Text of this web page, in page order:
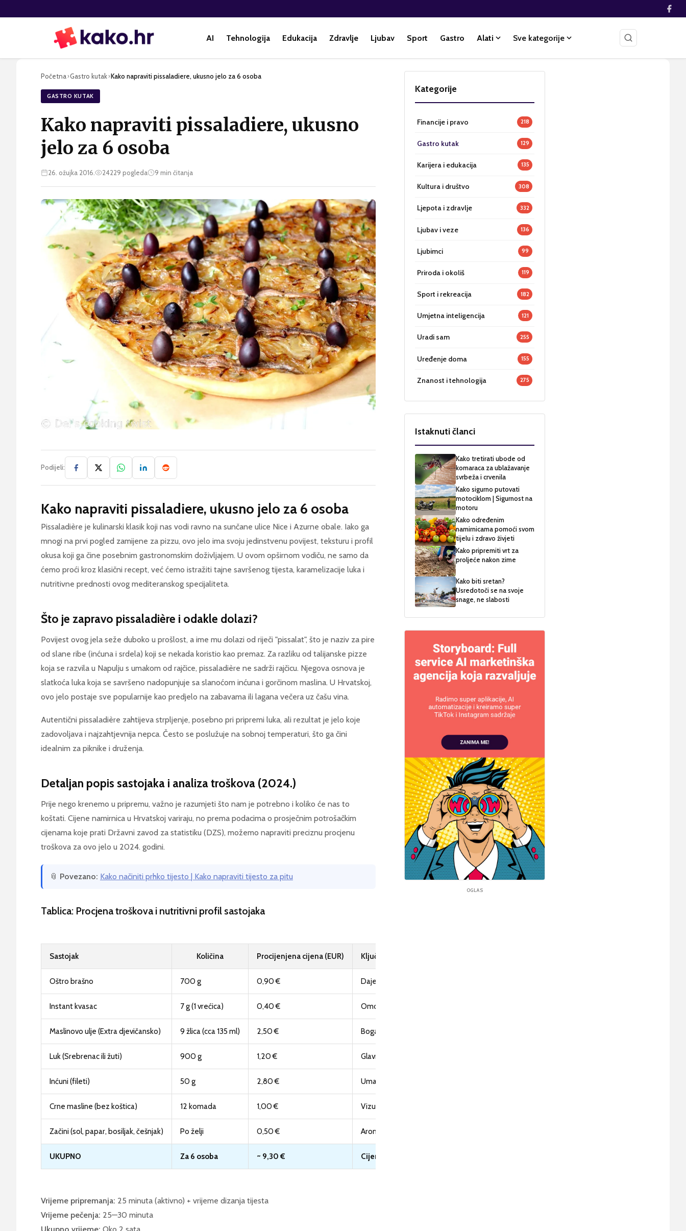
AI Tehnologija Edukacija Zdravlje Ljubav Sport Gastro Alati Sve kategorije
Početna›Gastro kutak›Kako napraviti pissaladiere, ukusno jelo za 6 osoba
GASTRO KUTAK
Kako napraviti pissaladiere, ukusno
jelo za 6 osoba
26. ožujka 2016. 24229 pogleda 9 min čitanja
Podijeli:
Kako napraviti pissaladiere, ukusno jelo za 6 osoba
Pissaladière je kulinarski klasik koji nas vodi ravno na sunčane ulice Nice i Azurne obale. Iako ga
mnogi na prvi pogled zamijene za pizzu, ovo jelo ima svoju jedinstvenu povijest, teksturu i profil
okusa koji ga čine posebnim gastronomskim doživljajem. U ovom opširnom vodiču, ne samo da
ćemo proći kroz klasični recept, već ćemo istražiti tajne savršenog tijesta, karamelizacije luka i
nutritivne prednosti ovog mediteranskog specijaliteta.
Što je zapravo pissaladière i odakle dolazi?
Povijest ovog jela seže duboko u prošlost, a ime mu dolazi od riječi "pissalat", što je naziv za pire
od slane ribe (inćuna i srdela) koji se nekada koristio kao premaz. Za razliku od talijanske pizze
koja se razvila u Napulju s umakom od rajčice, pissaladière ne sadrži rajčicu. Njegova osnova je
slatkoća luka koja se savršeno nadopunjuje sa slanoćom inćuna i gorčinom maslina. U Hrvatskoj,
ovo jelo postaje sve popularnije kao predjelo na zabavama ili lagana večera uz čašu vina.
Autentični pissaladière zahtijeva strpljenje, posebno pri pripremi luka, ali rezultat je jelo koje
zadovoljava i najzahtjevnija nepca. Često se poslužuje na sobnoj temperaturi, što ga čini
idealnim za piknike i druženja.
Detaljan popis sastojaka i analiza troškova (2024.)
Prije nego krenemo u pripremu, važno je razumjeti što nam je potrebno i koliko će nas to
koštati. Cijene namirnica u Hrvatskoj variraju, no prema podacima o prosječnim potrošačkim
cijenama koje prati Državni zavod za statistiku (DZS), možemo napraviti preciznu procjenu
troškova za ovo jelo u 2024. godini.
📎 Povezano: Kako načiniti prhko tijesto | Kako napraviti tijesto za pitu
Tablica: Procjena troškova i nutritivni profil sastojaka
Sastojak Količina Procijenjena cijena (EUR) Ključna uloga u jelu
Oštro brašno 700 g 0,90 € Daje strukturu i hrskavost tijestu
Instant kvasac 7 g (1 vrećica) 0,40 € Omogućuje dizanje i prozračnost
Maslinovo ulje (Extra djevičansko) 9 žlica (cca 135 ml) 2,50 € Bogat okus i elastičnost tijesta
Luk (Srebrenac ili žuti) 900 g 1,20 € Glavni sastojak nadjeva, slatkoća
Inćuni (fileti) 50 g 2,80 € Umami okus, slanoća
Crne masline (bez koštica) 12 komada 1,00 € Vizualni kontrast i gorčina
Začini (sol, papar, bosiljak, češnjak) Po želji 0,50 € Aroma i balans okusa
UKUPNO Za 6 osoba ~ 9,30 € Cijena po osobi: ~ 1,55 €
Vrijeme pripremanja: 25 minuta (aktivno) + vrijeme dizanja tijesta
Vrijeme pečenja: 25—30 minuta
Kategorije
Financije i pravo 218
Gastro kutak 129
Karijera i edukacija 135
Kultura i društvo 308
Ljepota i zdravlje 332
Ljubav i veze 136
Ljubimci 99
Priroda i okoliš 119
Sport i rekreacija 182
Umjetna inteligencija 121
Uradi sam 255
Uređenje doma 155
Znanost i tehnologija 275
Istaknuti članci
Kako tretirati ubode od
komaraca za ublažavanje
svrbeža i crvenila
Kako sigurno putovati
motociklom | Sigurnost na
motoru
Kako određenim
namirnicama pomoći svom
tijelu i zdravo živjeti
Kako pripremiti vrt za
proljeće nakon zime
Kako biti sretan?
Usredotoči se na svoje
snage, ne slabosti
OGLAS